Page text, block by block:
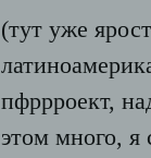
(тут уже
пфррроект,
этом много,